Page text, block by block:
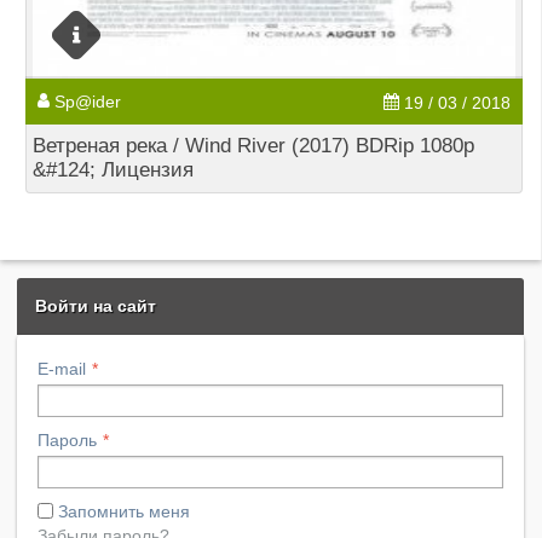
Sp@ider 19 / 03 / 2018
Ветреная река / Wind River (2017) BDRip 1080p
&#124; Лицензия
Войти на сайт
E-mail
Пароль
Запомнить меня